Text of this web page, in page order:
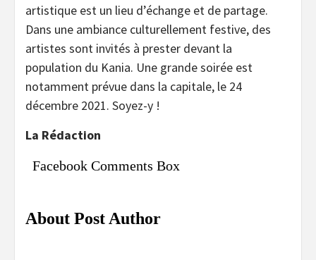
artistique est un lieu d’échange et de partage.
Dans une ambiance culturellement festive, des
artistes sont invités à prester devant la
population du Kania. Une grande soirée est
notamment prévue dans la capitale, le 24
décembre 2021. Soyez-y !
La Rédaction
Facebook Comments Box
About Post Author